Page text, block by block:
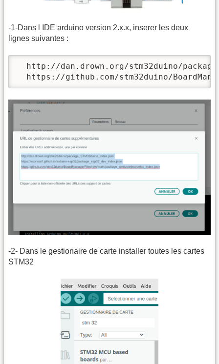
-1-Dans l IDE arduino version 2.x.x, inserer les deux
lignes suivantes :
http://dan.drown.org/stm32duino/
https://github.com/stm32duino/
-2- Dans le gestionaire de carte installer toutes les cartes
STM32